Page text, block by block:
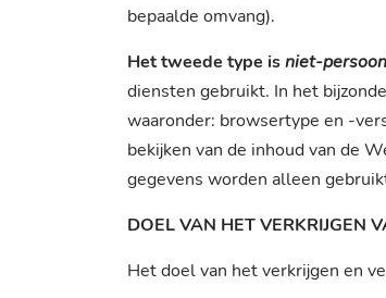
bepaalde omvang).
Het tweede type isniet-
diensten gebruikt. In het
waaronder: browsertype en -
bekijken van de inhoud van de
gegevens worden alleen
DOEL VAN HET VERKRIJGEN
Het doel van het verkrijgen en